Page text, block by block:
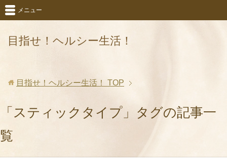
目指せ！ヘルシー生活！
メニュー
目指せ！ヘルシー生活！ TOP
「スティックタイプ」タグの記事一
覧